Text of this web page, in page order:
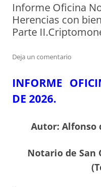
Informe Oficina
Herencias con
Parte
Deja un comentario
INFORME
DE 2026.
Autor: Alfonso
Notario de San